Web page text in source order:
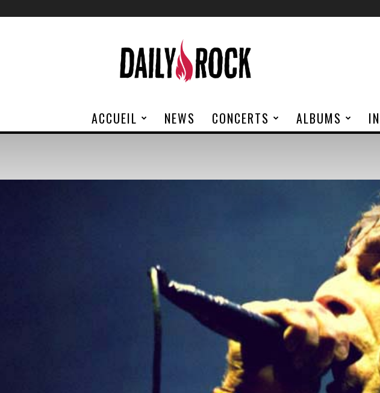
Rock
ACCUEIL NEWS CONCERTS ALBUMS